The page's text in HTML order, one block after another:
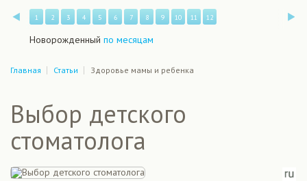
Назад
1 2 3 4 5 6 7 8 9 10 11 12
Новорожденный по месяцам
Главная Статьи Здоровье мамы и ребенка
Выбор детского
стоматолога